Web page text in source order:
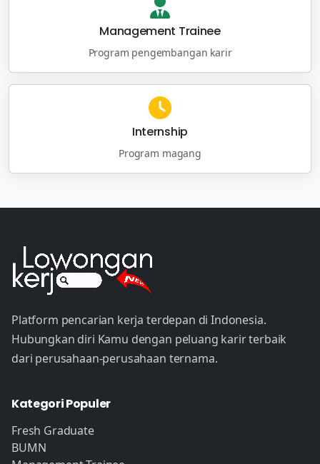
Management Trainee
Program pengembangan karir
Internship
Program magang
Platform pencarian kerja terdepan di Indonesia.
Hubungkan diri Kamu dengan peluang karir terbaik
dari perusahaan-perusahaan ternama.
Kategori Populer
Fresh Graduate
BUMN